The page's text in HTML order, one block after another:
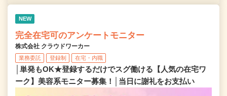
NEW
完全在宅可のアンケートモニター
株式会社 クラウドワーカー
業務委託 登録制 在宅・内職
│単発もOK★登録するだけでスグ働ける【人気の在宅ワ
ーク】美容系モニター募集！│当日に謝礼をお支払い